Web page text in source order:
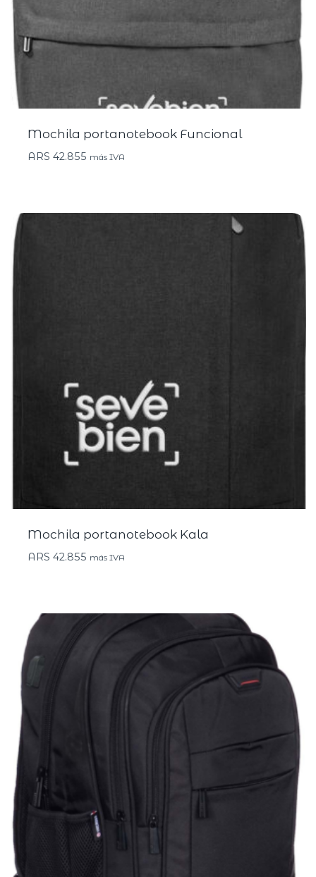
Mochila portanotebook Funcional
ARS 42.855 más IVA
Mochila portanotebook Kala
ARS 42.855 más IVA